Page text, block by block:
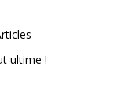
ultime !